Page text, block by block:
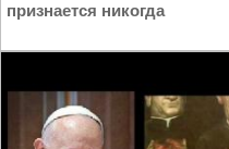
признается никогда